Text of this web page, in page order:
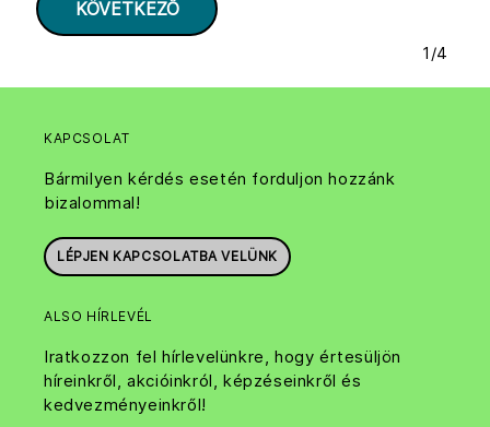
1 /4
KAPCSOLAT
Bármilyen kérdés esetén forduljon hozzánk
bizalommal!
LÉPJEN KAPCSOLATBA VELÜNK
ALSO HÍRLEVÉL
Iratkozzon fel hírlevelünkre, hogy értesüljön
híreinkről, akcióinkról, képzéseinkről és
kedvezményeinkről!